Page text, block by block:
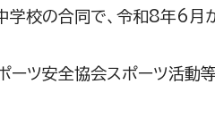
校の合同で、令和8年6月
ーツ安全協会スポーツ活動